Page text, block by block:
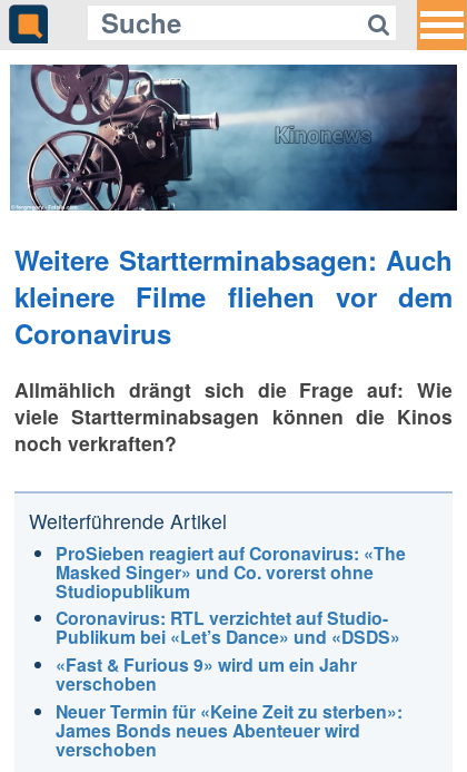
Weitere Startterminabsagen: Auch
kleinere Filme fliehen vor dem
Coronavirus
Allmählich drängt sich die Frage auf: Wie
viele Startterminabsagen können die Kinos
noch verkraften?
Weiterführende Artikel
ProSieben reagiert auf Coronavirus: «The
Masked Singer» und Co. vorerst ohne
Studiopublikum
Coronavirus: RTL verzichtet auf Studio-
Publikum bei «Let’s Dance» und «DSDS»
«Fast & Furious 9» wird um ein Jahr
verschoben
Neuer Termin für «Keine Zeit zu sterben»:
James Bonds neues Abenteuer wird
verschoben